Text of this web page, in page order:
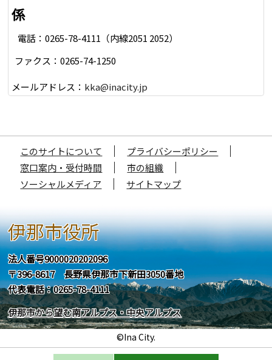
係
電話：0265-78-4111（内線2051 2052）
ファクス：0265-74-1250
メールアドレス： kka@inacity.jp
このサイトについて
プライバシーポリシー
窓口案内・受付時間
市の組織
ソーシャルメディア
サイトマップ
伊那市役所
法人番号9000020202096
〒396-8617 長野県伊那市下新田3050番地
代表電話：0265-78-4111
伊那市から望む南アルプス・中央アルプス
©Ina City.